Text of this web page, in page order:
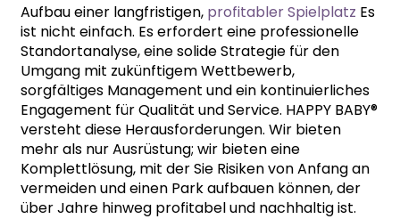
Aufbau einer langfristigen, profitabler Spielplatz Es
ist nicht einfach. Es erfordert eine professionelle
Standortanalyse, eine solide Strategie für den
Umgang mit zukünftigem Wettbewerb,
sorgfältiges Management und ein kontinuierliches
Engagement für Qualität und Service. HAPPY BABY®
versteht diese Herausforderungen. Wir bieten
mehr als nur Ausrüstung; wir bieten eine
Komplettlösung, mit der Sie Risiken von Anfang an
vermeiden und einen Park aufbauen können, der
über Jahre hinweg profitabel und nachhaltig ist.